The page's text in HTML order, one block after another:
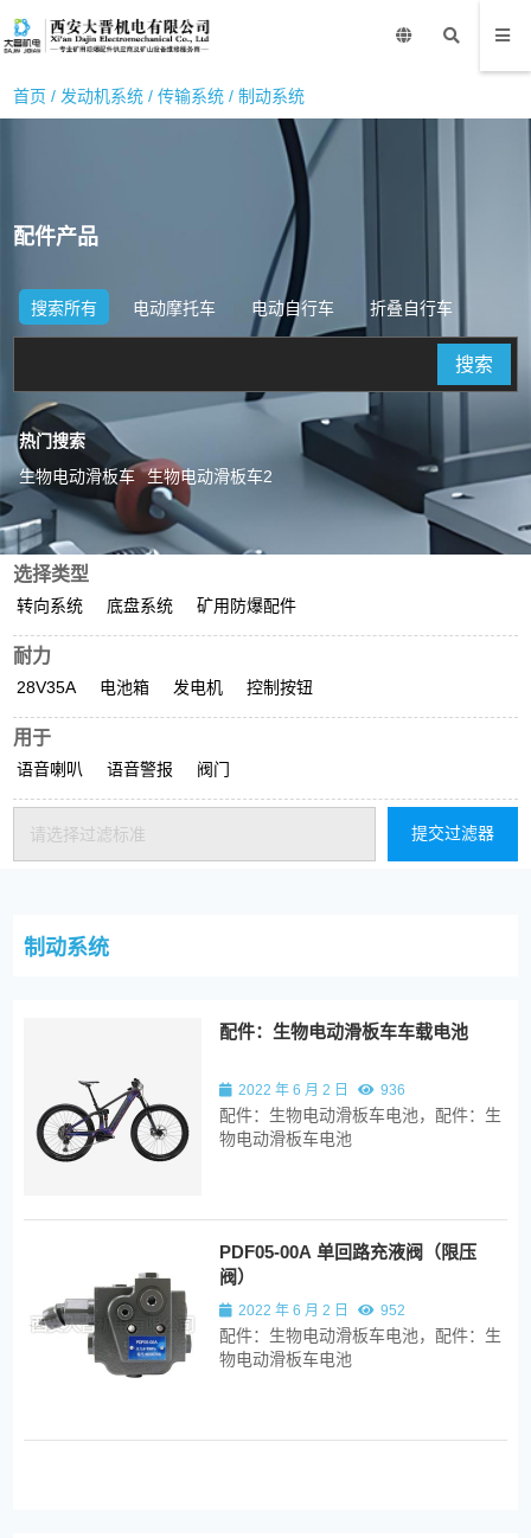
首页 / 发动机系统 /传输系统 /制动系统
配件产品
搜索所有 电动摩托车 电动自行车 折叠自行车
搜索
热门搜索
生物电动滑板车
生物电动滑板车2
选择类型
转向系统 底盘系统 矿用防爆配件
耐力
28V35A 电池箱 发电机 控制按钮
用于
语音喇叭 语音警报 阀门
请选择过滤标准 提交过滤器
制动系统
配件：生物电动滑板车车载电池
2022 年 6 月 2 日 936
配件：生物电动滑板车电池，配件：生
物电动滑板车电池
PDF05-00A 单回路充液阀（限压
阀）
2022 年 6 月 2 日 952
配件：生物电动滑板车电池，配件：生
物电动滑板车电池